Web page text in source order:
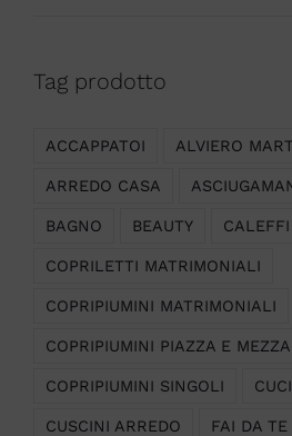
Tag prodotto
ACCAPPATOI ALVIERO
ARREDO CASA
BAGNO BEAUTY CALEFFI
COPRILETTI MATRIMONIALI
COPRIPIUMINI MATRIMONIALI
COPRIPIUMINI PIAZZA E MEZZA
COPRIPIUMINI SINGOLI
CUSCINI ARREDO FAI DA TE